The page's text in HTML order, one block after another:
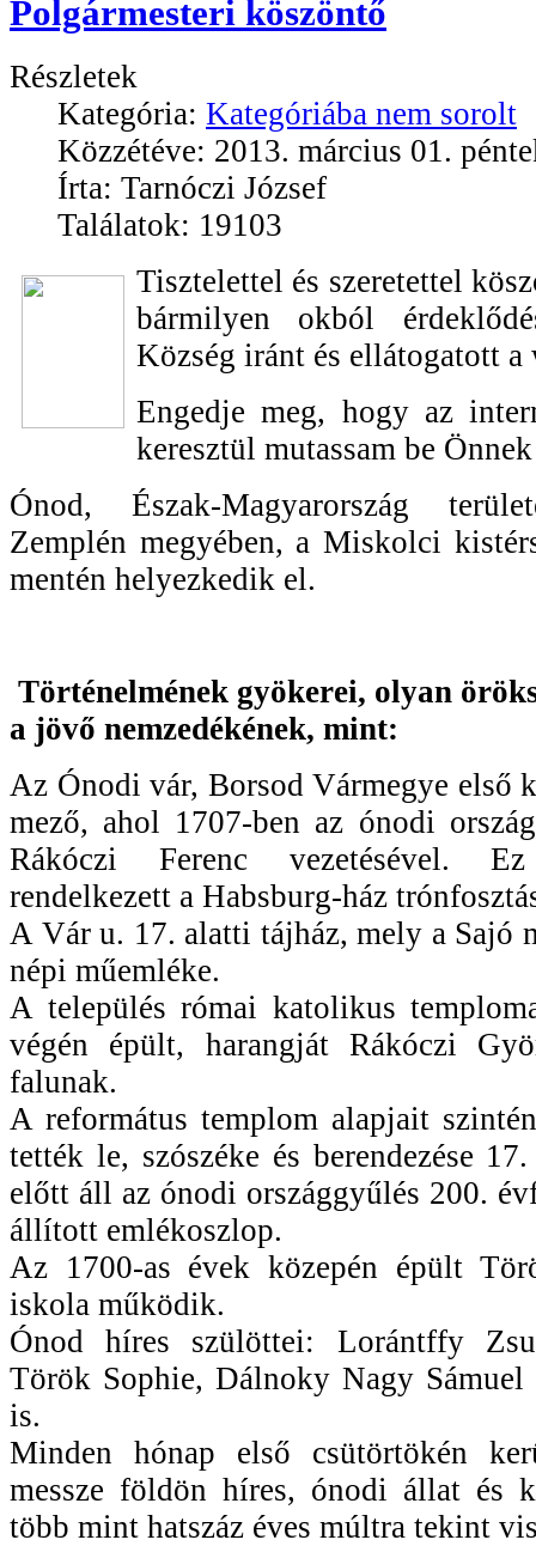
Polgármesteri köszöntő
Részletek
Kategória: Kategóriába nem sorolt
Közzétéve: 2013. március 01.
Írta: Tarnóczi József
Találatok: 19103
Tisztelettel és szeretettel
bármilyen okból
Község iránt és ellátogatott
Engedje meg, hogy az
keresztül mutassam be
Ónod, Észak-Magyarország
Zemplén megyében, a Miskolci
mentén helyezkedik el.
Történelmének gyökerei, olyan
a jövő nemzedékének, mint:
Az Ónodi vár, Borsod Vármegye első
mező, ahol 1707-ben az ónodi
Rákóczi Ferenc vezetésével.
rendelkezett a Habsburg-ház
A Vár u. 17. alatti tájház, mely a Sajó
népi műemléke.
A település római katolikus
végén épült, harangját Rákóczi
falunak.
A református templom alapjait
tették le, szószéke és berendezése
előtt áll az ónodi országgyűlés 200.
állított emlékoszlop.
Az 1700-as évek közepén épült
iskola működik.
Ónod híres szülöttei: Lorántffy
Török Sophie, Dálnoky Nagy
is.
Minden hónap első csütörtökén
messze földön híres, ónodi állat és
több mint hatszáz éves múltra tekint